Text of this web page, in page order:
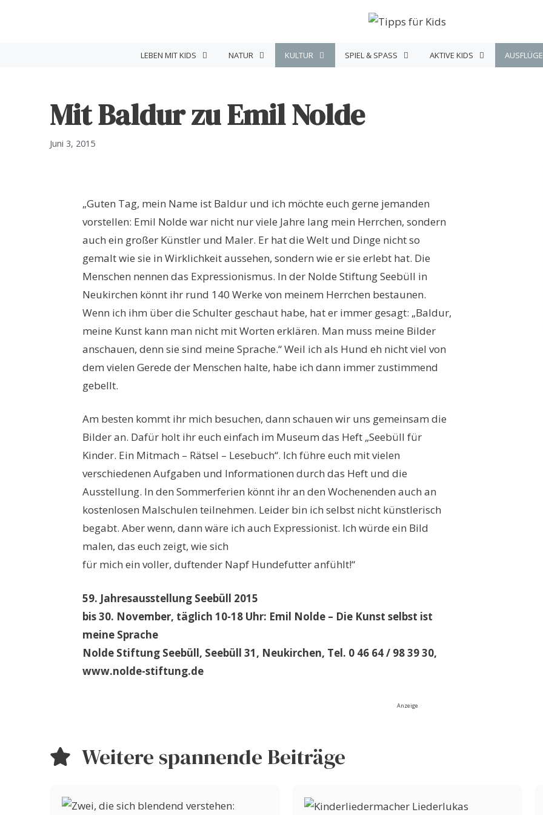
LEBEN MIT KIDS NATUR KULTUR SPIEL & SPASS AKTIVE KIDS
Mit Baldur zu Emil Nolde
Juni 3, 2015
„Guten Tag, mein Name ist Baldur und ich möchte euch gerne jemanden
vorstellen: Emil Nolde war nicht nur viele Jahre lang mein Herrchen, sondern
auch ein großer Künstler und Maler. Er hat die Welt und Dinge nicht so
gemalt wie sie in Wirklichkeit aussehen, sondern wie er sie erlebt hat. Die
Menschen nennen das Expressionismus. In der Nolde Stiftung Seebüll in
Neukirchen könnt ihr rund 140 Werke von meinem Herrchen bestaunen.
Wenn ich ihm über die Schulter geschaut habe, hat er immer gesagt: „Baldur,
meine Kunst kann man nicht mit Worten erklären. Man muss meine Bilder
anschauen, denn sie sind meine Sprache.“ Weil ich als Hund eh nicht viel von
dem vielen Gerede der Menschen halte, habe ich dann immer zustimmend
gebellt.
Am besten kommt ihr mich besuchen, dann schauen wir uns gemeinsam die
Bilder an. Dafür holt ihr euch einfach im Museum das Heft „Seebüll für
Kinder. Ein Mitmach – Rätsel – Lesebuch“. Ich führe euch mit vielen
verschiedenen Aufgaben und Informationen durch das Heft und die
Ausstellung. In den Sommerferien könnt ihr an den Wochenenden auch an
kostenlosen Malschulen teilnehmen. Leider bin ich selbst nicht künstlerisch
begabt. Aber wenn, dann wäre ich auch Expressionist. Ich würde ein Bild
malen, das euch zeigt, wie sich
für mich ein voller, duftender Napf Hundefutter anfühlt!“
59. Jahresausstellung Seebüll 2015
bis 30. November, täglich 10-18 Uhr: Emil Nolde – Die Kunst selbst ist
meine Sprache
Nolde Stiftung Seebüll, Seebüll 31, Neukirchen, Tel. 0 46 64 / 98 39 30,
www.nolde-stiftung.de
Anzeige
Weitere spannende Beiträge